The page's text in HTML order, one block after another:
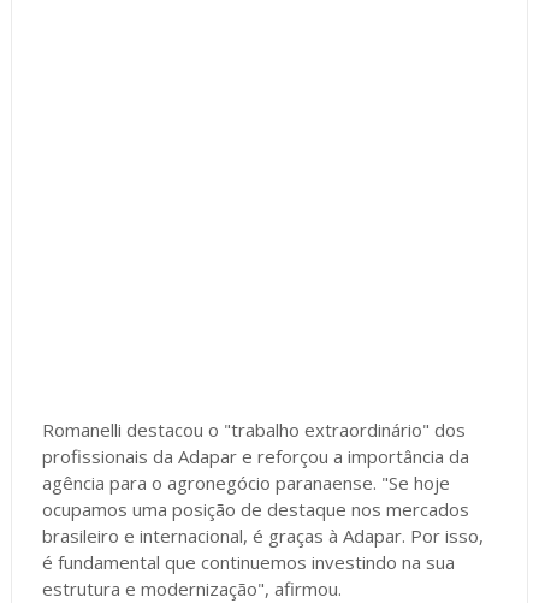
Romanelli destacou o "trabalho extraordinário" dos
profissionais da Adapar e reforçou a importância da
agência para o agronegócio paranaense. "Se hoje
ocupamos uma posição de destaque nos mercados
brasileiro e internacional, é graças à Adapar. Por isso,
é fundamental que continuemos investindo na sua
estrutura e modernização", afirmou.